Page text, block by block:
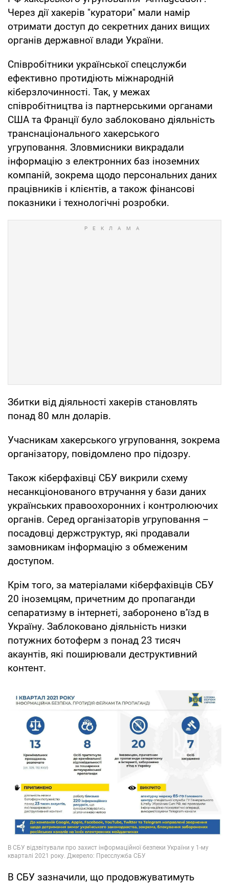
Через дії хакерів "куратори" мали намір
отримати доступ до секретних даних вищих
органів державної влади України.
Співробітники української спецслужби
ефективно протидіють міжнародній
кіберзлочинності. Так, у межах
співробітництва із партнерськими органами
США та Франції було заблоковано діяльність
транснаціонального хакерського
угруповання. Зловмисники викрадали
інформацію з електронних баз іноземних
компаній, зокрема щодо персональних даних
працівників і клієнтів, а також фінансові
показники і технологічні розробки.
Збитки від діяльності хакерів становлять
понад 80 млн доларів.
Учасникам хакерського угруповання, зокрема
організатору, повідомлено про підозру.
Також кіберфахівці СБУ викрили схему
несанкціонованого втручання у бази даних
українських правоохоронних і контролюючих
органів. Серед організаторів угруповання –
посадовці держструктур, які продавали
замовникам інформацію з обмеженим
доступом.
Крім того, за матеріалами кіберфахівців СБУ
20 іноземцям, причетним до пропаганди
сепаратизму в інтернеті, заборонено в’їзд в
Україну. Заблоковано діяльність низки
потужних ботоферм з понад 23 тисяч
акаунтів, які поширювали деструктивний
контент.
В СБУ зазначили, що продовжуватимуть